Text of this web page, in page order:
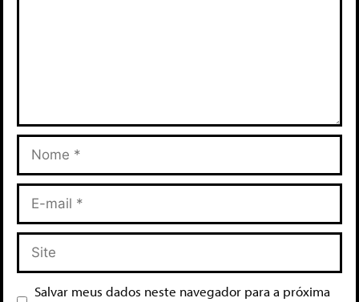
Salvar meus dados neste navegador para a próxima